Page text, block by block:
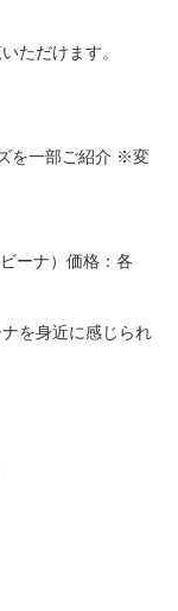
ただけます。
を一部ご紹介 ※変
ーナ）価格：各
を身近に感じられ